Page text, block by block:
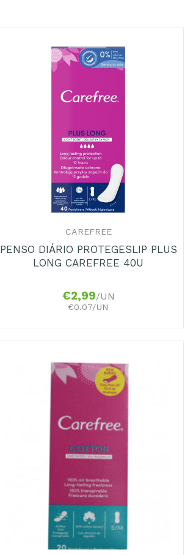
CAREFREE
PENSO DIÁRIO PROTEGESLIP PLUS
LONG CAREFREE 40U
€2,99/UN
€0.07/UN